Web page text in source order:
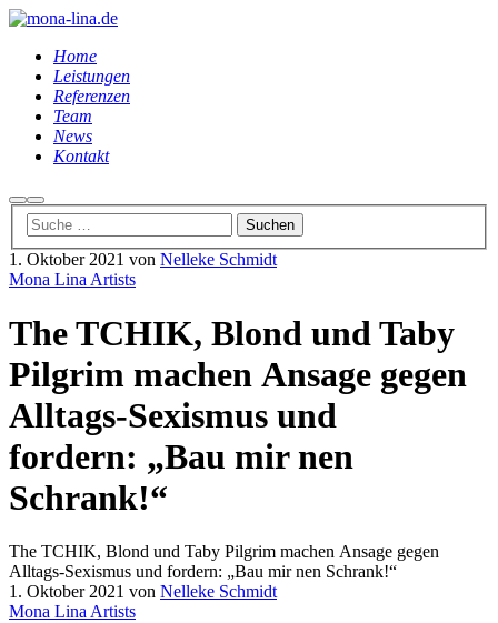
Home
Leistungen
Referenzen
Team
News
Kontakt
Suchen
Hauptmenü
1. Oktober 2021 von Nelleke Schmidt
Mona Lina Artists
The TCHIK, Blond und Taby
Pilgrim machen Ansage gegen
Alltags-Sexismus und
fordern: „Bau mir nen
Schrank!“
The TCHIK, Blond und Taby Pilgrim machen Ansage gegen
Alltags-Sexismus und fordern: „Bau mir nen Schrank!“
1. Oktober 2021 von Nelleke Schmidt
Mona Lina Artists